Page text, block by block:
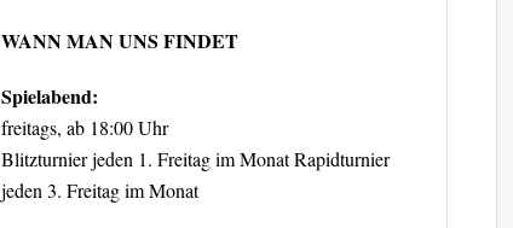
WANN MAN UNS FINDET
Spielabend:
freitags, ab 18:00 Uhr
Blitzturnier jeden 1. Freitag im Monat Rapidturnier
jeden 3. Freitag im Monat